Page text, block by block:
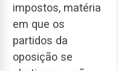
impostos, matéria
em que os
partidos da
oposição se